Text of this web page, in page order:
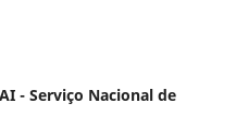
- Serviço Nacional de